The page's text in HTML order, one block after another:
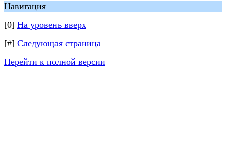
Навигация
[0] На уровень вверх
[#] Следующая страница
Перейти к полной версии